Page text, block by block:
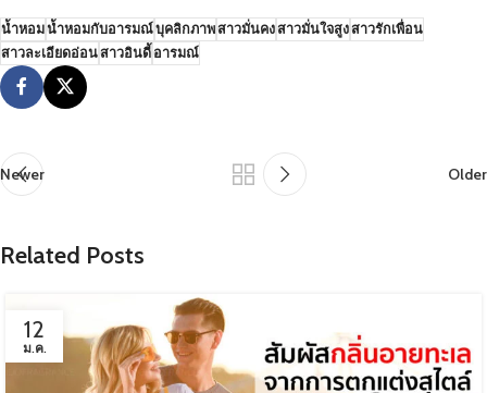
น้ำหอมน้ำหอมกับอารมณ์บุคลิกภาพสาวมั่นคงสาวมั่นใจสูงสาวรักเพื่อน
สาวละเอียดอ่อนสาวอินดี้อารมณ์
Newer Older
Related Posts
12
ม.ค.